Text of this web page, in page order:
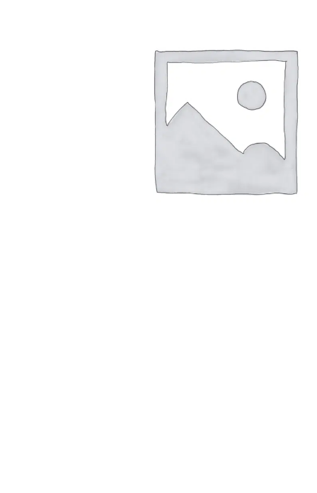
Arbres fruitiers
Plantes méditerranéennes et exotiques
Plantes
Plantes
Plantes
Plantes
Plantes